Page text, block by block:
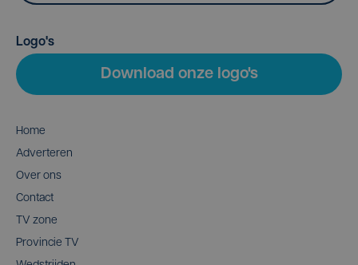
Logo's
Download onze logo's
Home
Adverteren
Over ons
Contact
TV zone
Provincie TV